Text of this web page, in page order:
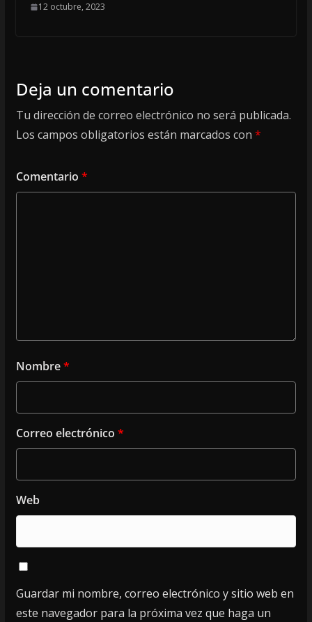
12 octubre, 2023
Deja un comentario
Tu dirección de correo electrónico no será publicada.
Los campos obligatorios están marcados con *
Comentario *
Nombre*
Correo electrónico *
Web
Guardar mi nombre, correo electrónico y sitio web en
este navegador para la próxima vez que haga un